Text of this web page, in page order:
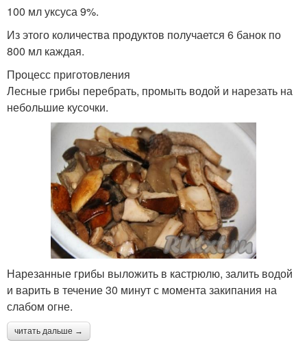
100 мл уксуса 9%.
Из этого количества продуктов получается 6 банок по
800 мл каждая.
Процесс приготовления
Лесные грибы перебрать, промыть водой и нарезать на
небольшие кусочки.
Нарезанные грибы выложить в кастрюлю, залить водой
и варить в течение 30 минут с момента закипания на
слабом огне.
читать дальше →